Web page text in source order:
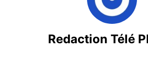
Redaction Télé